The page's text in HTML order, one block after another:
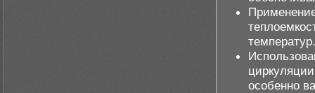
температур.
особенно